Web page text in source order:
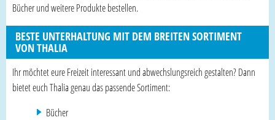
Bücher und weitere Produkte bestellen.
BESTE UNTERHALTUNG MIT DEM BREITEN SORTIMENT
VON THALIA
Ihr möchtet eure Freizeit interessant und abwechslungsreich gestalten? Dann
bietet euch Thalia genau das passende Sortiment:
Bücher